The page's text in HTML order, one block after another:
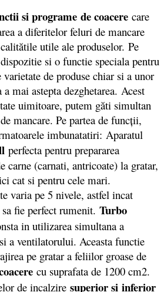
si programe de coacere care
a diferitelor feluri de mancare
utile ale produselor. Pe
si o functie speciala pentru
de produse chiar si a unor
mai astepta dezghetarea. Acest
uimitoare, putem găti simultan
mancare. Pe partea de funcții,
imbunatatiri: Aparatul
perfecta pentru prepararea
carne (carnati, antricoate) la gratar,
cat si pentru cele mari.
varia pe 5 nivele, astfel incat
fie perfect rumenit. Turbo
in utilizarea simultana a
a ventilatorului. Aceasta functie
pe gratar a feliilor groase de
cu suprafata de 1200 cm2.
de incalzire superior si inferior